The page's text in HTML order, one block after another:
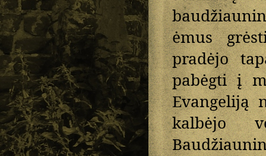
ėmus
pradėjo
pabėgti į
Evangeliją
kalbėjo